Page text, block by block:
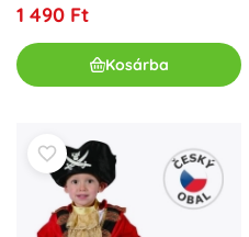
1 490 Ft
Kosárba